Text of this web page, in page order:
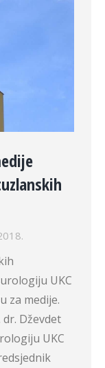
UKC
za medije.
Dževdet
UKC